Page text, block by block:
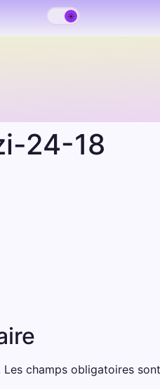
24-18
Les champs obligatoires